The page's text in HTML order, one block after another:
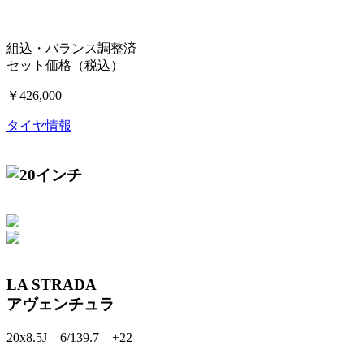
組込・バランス調整済
セット価格（税込）
￥426,000
タイヤ情報
LA STRADA
アヴェンチュラ
20x8.5J 6/139.7 +22